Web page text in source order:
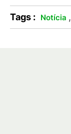
Tags : Notícia ,